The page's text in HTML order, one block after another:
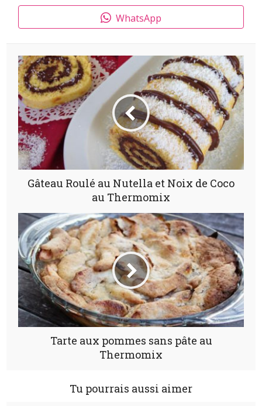
WhatsApp
Gâteau Roulé au Nutella et Noix de Coco
au Thermomix
Tarte aux pommes sans pâte au
Thermomix
Tu pourrais aussi aimer